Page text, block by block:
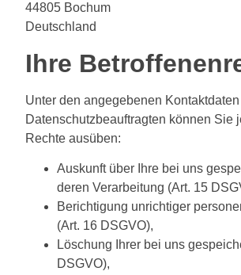
44805 Bochum
Deutschland
Ihre
Unter den angegebenen
Datenschutzbeauftragten können Sie
Rechte ausüben:
Auskunft über Ihre bei uns
deren Verarbeitung (Art. 15
Berichtigung unrichtiger
(Art. 16 DSGVO),
Löschung Ihrer bei uns
DSGVO),